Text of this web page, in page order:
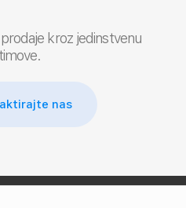
kroz jedinstvenu
nas